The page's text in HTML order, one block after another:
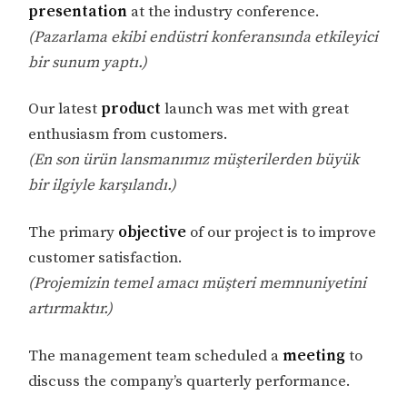
presentation at the industry conference.
(Pazarlama ekibi endüstri konferansında etkileyici
bir sunum yaptı.)
Our latest product launch was met with great
enthusiasm from customers.
(En son ürün lansmanımız müşterilerden büyük
bir ilgiyle karşılandı.)
The primary objective of our project is to improve
customer satisfaction.
(Projemizin temel amacı müşteri memnuniyetini
artırmaktır.)
The management team scheduled ameetingto
discuss the company’s quarterly performance.